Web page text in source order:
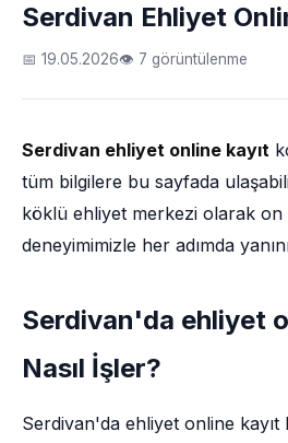
Serdivan Ehliyet
📅 19.05.2026👁 7 görüntülenme
Serdivan ehliyet online kayıt
tüm bilgilere bu sayfada
köklü ehliyet merkezi olarak on
deneyimimizle her adımda
Serdivan'da ehliyet
Nasıl İşler?
Serdivan'da ehliyet online